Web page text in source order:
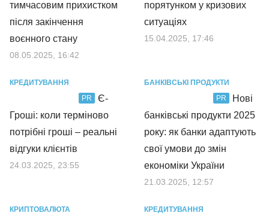
тимчасовим прихистком
після закінчення
воєнного стану
08.05.2025, 16:42
порятунком у кризових
ситуаціях
15.04.2025, 17:46
КРЕДИТУВАННЯ
PR
Є-
Гроші: коли терміново
потрібні гроші – реальні
відгуки клієнтів
24.03.2025, 23:55
БАНКІВСЬКІ ПРОДУКТИ
PR
Нові
банківські продукти 2025
року: як банки адаптують
свої умови до змін
економіки України
21.03.2025, 12:57
КРИПТОВАЛЮТА
КРЕДИТУВАННЯ